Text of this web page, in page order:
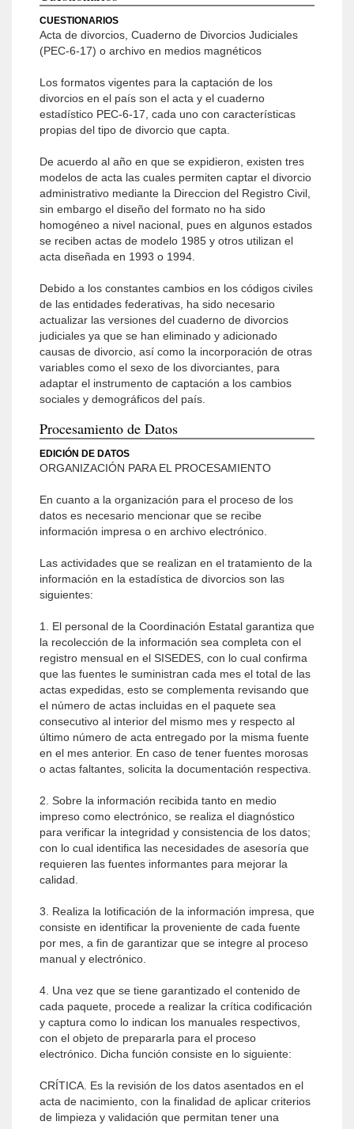
CUESTIONARIOS
Acta de divorcios, Cuaderno de Divorcios Judiciales
(PEC-6-17) o archivo en medios magnéticos
Los formatos vigentes para la captación de los
divorcios en el país son el acta y el cuaderno
estadístico PEC-6-17, cada uno con características
propias del tipo de divorcio que capta.
De acuerdo al año en que se expidieron, existen tres
modelos de acta las cuales permiten captar el divorcio
administrativo mediante la Direccion del Registro Civil,
sin embargo el diseño del formato no ha sido
homogéneo a nivel nacional, pues en algunos estados
se reciben actas de modelo 1985 y otros utilizan el
acta diseñada en 1993 o 1994.
Debido a los constantes cambios en los códigos civiles
de las entidades federativas, ha sido necesario
actualizar las versiones del cuaderno de divorcios
judiciales ya que se han eliminado y adicionado
causas de divorcio, así como la incorporación de otras
variables como el sexo de los divorciantes, para
adaptar el instrumento de captación a los cambios
sociales y demográficos del país.
Procesamiento de Datos
EDICIÓN DE DATOS
ORGANIZACIÓN PARA EL PROCESAMIENTO
En cuanto a la organización para el proceso de los
datos es necesario mencionar que se recibe
información impresa o en archivo electrónico.
Las actividades que se realizan en el tratamiento de la
información en la estadística de divorcios son las
siguientes:
1. El personal de la Coordinación Estatal garantiza que
la recolección de la información sea completa con el
registro mensual en el SISEDES, con lo cual confirma
que las fuentes le suministran cada mes el total de las
actas expedidas, esto se complementa revisando que
el número de actas incluidas en el paquete sea
consecutivo al interior del mismo mes y respecto al
último número de acta entregado por la misma fuente
en el mes anterior. En caso de tener fuentes morosas
o actas faltantes, solicita la documentación respectiva.
2. Sobre la información recibida tanto en medio
impreso como electrónico, se realiza el diagnóstico
para verificar la integridad y consistencia de los datos;
con lo cual identifica las necesidades de asesoría que
requieren las fuentes informantes para mejorar la
calidad.
3. Realiza la lotificación de la información impresa, que
consiste en identificar la proveniente de cada fuente
por mes, a fin de garantizar que se integre al proceso
manual y electrónico.
4. Una vez que se tiene garantizado el contenido de
cada paquete, procede a realizar la crítica codificación
y captura como lo indican los manuales respectivos,
con el objeto de prepararla para el proceso
electrónico. Dicha función consiste en lo siguiente:
CRÍTICA. Es la revisión de los datos asentados en el
acta de nacimiento, con la finalidad de aplicar criterios
de limpieza y validación que permitan tener una